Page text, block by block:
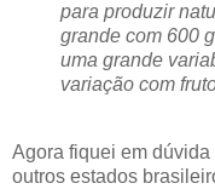
para produzir
grande com 600
uma grande
variação com
Agora fiquei em
outros estados